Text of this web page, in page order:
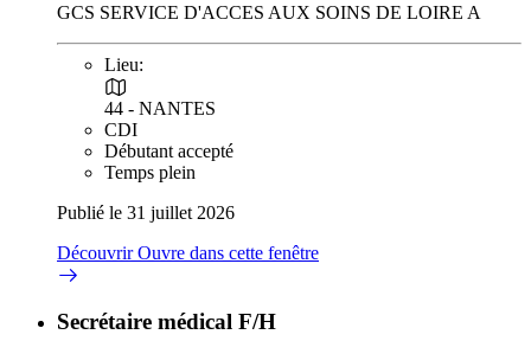
GCS SERVICE D'ACCES AUX SOINS DE LOIRE A
Lieu:
44 - NANTES
CDI
Débutant accepté
Temps plein
Publié le 31 juillet 2026
DécouvrirOuvre dans cette fenêtre
Secrétaire médical F/H